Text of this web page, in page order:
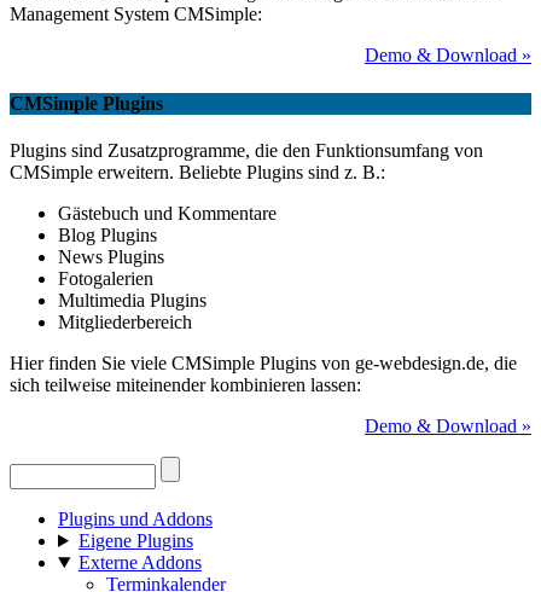
Management System CMSimple:
Demo & Download »
CMSimple Plugins
Plugins sind Zusatzprogramme, die den Funktionsumfang von
CMSimple erweitern. Beliebte Plugins sind z. B.:
Gästebuch und Kommentare
Blog Plugins
News Plugins
Fotogalerien
Multimedia Plugins
Mitgliederbereich
Hier finden Sie viele CMSimple Plugins von ge-webdesign.de, die
sich teilweise miteinender kombinieren lassen:
Demo & Download »
Plugins und Addons
Eigene Plugins
Externe Addons
Terminkalender